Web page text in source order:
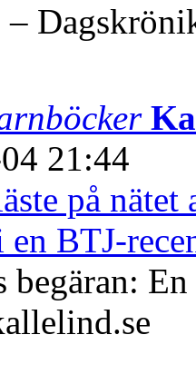
21:44
på nätet
BTJ-
begäran: